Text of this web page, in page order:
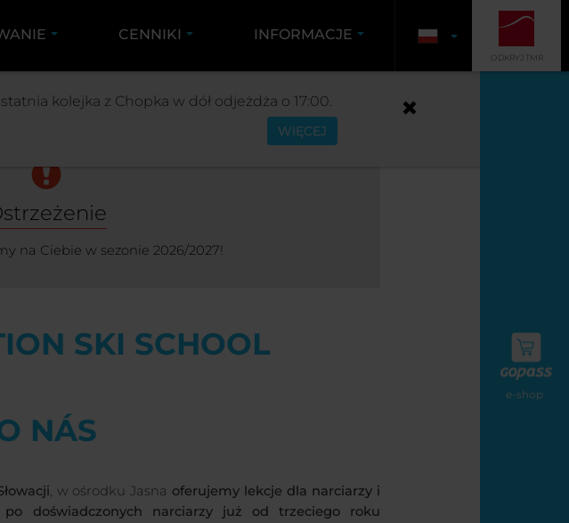
e-shop
CENNIKI INFORMACJE
ODKRYJ TMR
NARCIARSKA TATRY MOTION
na Ciebie w sezonie 2026/2027!
SKI SCHOOL
NÁS
, w ośrodku Jasna oferujemy lekcje dla narciarzy i
doświadczonych narciarzy już od trzeciego roku
kolejka z Chopka w dół odjeżdża o 17:00.
WIĘCEJ